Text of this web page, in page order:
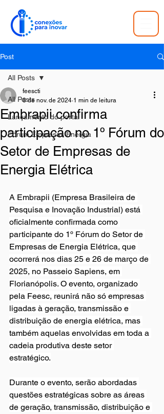
Post
All Posts
Lançamento do portal
Fórum Empresas Energia
All Posts
Embrapii confirma
participação no 1º Fórum do
Setor de Empresas de
Energia Elétrica
feescti
8 de nov. de 2024 1 min de leitura
A Embrapii (Empresa Brasileira de
Pesquisa e Inovação Industrial) está
oficialmente confirmada como
participante do 1º Fórum do Setor de
Empresas de Energia Elétrica, que
ocorrerá nos dias 25 e 26 de março de
2025, no Passeio Sapiens, em
Florianópolis. O evento, organizado
pela Feesc, reunirá não só empresas
ligadas à geração, transmissão e
distribuição de energia elétrica, mas
também aquelas envolvidas em toda a
cadeia produtiva deste setor
estratégico.
Durante o evento, serão abordadas
questões estratégicas sobre as áreas
de geração, transmissão, distribuição e